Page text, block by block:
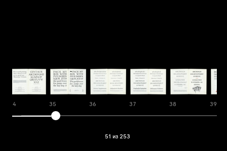
34 35 36 37 38 39
51 из 253